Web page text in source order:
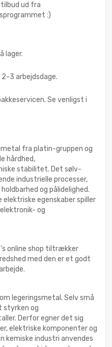
ud fra
:)
lager.
3 arbejdsdage.
Se venligst i
fra platin-gruppen og
hårdhed,
stabilitet. Det sølv-
industrielle processer,
og pålidelighed.
egenskaber spiller
og
online shop tiltrækker
med den er et godt
legeringsmetal. Selv små
styrken og
Derfor egner det sig
elektriske komponenter og
kemiske industri anvendes